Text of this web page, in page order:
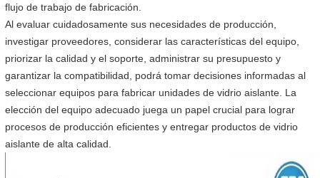
flujo de trabajo de fabricación.
Al evaluar cuidadosamente sus necesidades de producción,
investigar proveedores, considerar las características del equipo,
priorizar la calidad y el soporte, administrar su presupuesto y
garantizar la compatibilidad, podrá tomar decisiones informadas al
seleccionar equipos para fabricar unidades de vidrio aislante. La
elección del equipo adecuado juega un papel crucial para lograr
procesos de producción eficientes y entregar productos de vidrio
aislante de alta calidad.